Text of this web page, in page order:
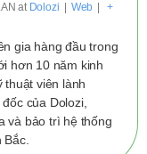
at Dolozi Web
+
gia hàng đầu trong
hơn 10 năm kinh
thuật viên lành
của Dolozi,
và bảo trì hệ thống
Bắc.